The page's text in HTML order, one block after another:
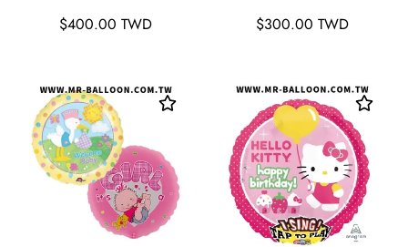
原
$400.00 TWD
原
$300.00 TWD